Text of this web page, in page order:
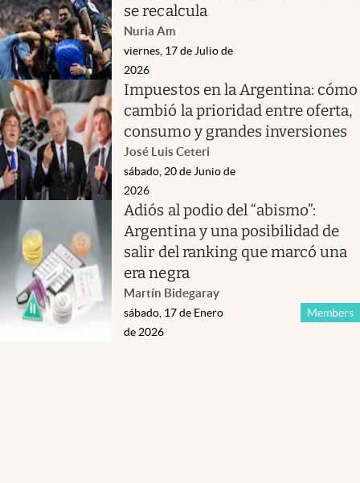
se recalcula
Nuria Am
viernes, 17 de Julio de
2026
Impuestos en la Argentina: cómo
cambió la prioridad entre oferta,
consumo y grandes inversiones
José Luis Ceteri
sábado, 20 de Junio de
2026
Adiós al podio del “abismo”:
Argentina y una posibilidad de
salir del ranking que marcó una
era negra
Martín Bidegaray
Members
sábado, 17 de Enero
de 2026